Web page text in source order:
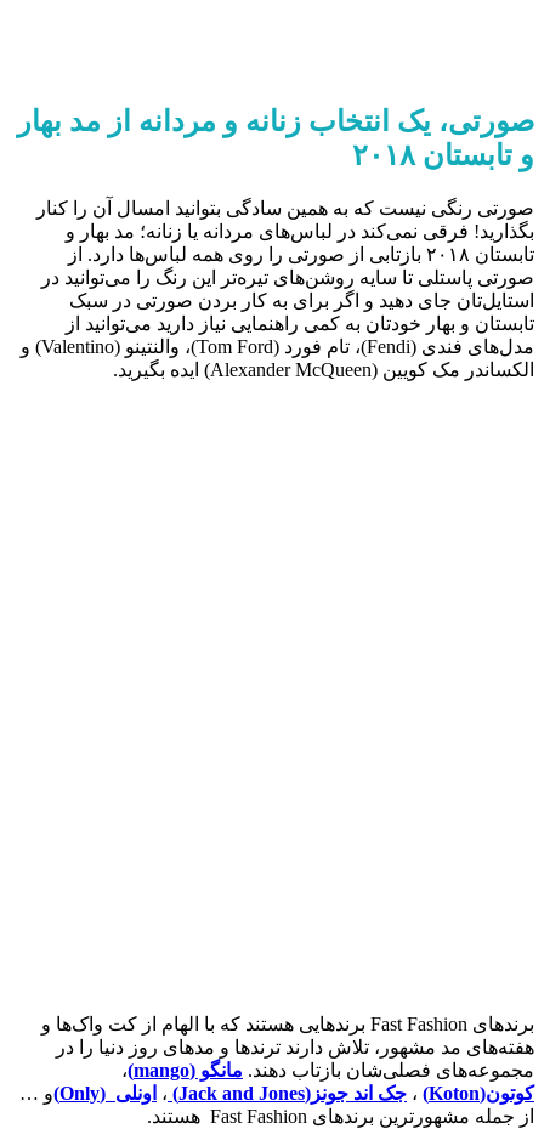
صورتی، یک انتخاب زنانه و مردانه از مد بهار
و تابستان ۲۰۱۸
صورتی رنگی نیست که به همین سادگی بتوانید امسال آن را کنار
بگذارید! فرقی نمی‌کند در لباس‌های مردانه یا زنانه؛ مد بهار و
تابستان ۲۰۱۸ بازتابی از صورتی را روی همه لباس‌ها دارد. از
صورتی پاستلی تا سایه روشن‌های تیره‌تر این رنگ را می‌توانید در
استایل‌تان جای دهید و اگر برای به کار بردن صورتی در سبک
تابستان و بهار خودتان به کمی راهنمایی نیاز دارید می‌توانید از
مدل‌های فندی (Fendi)، تام فورد (Tom Ford)، والنتینو (Valentino) و
الکساندر مک کویین (Alexander McQueen) ایده بگیرید.
برندهای Fast Fashion برندهایی هستند که با الهام از کت واک‌ها و
هفته‌های مد مشهور، تلاش دارند ترندها و مدهای روز دنیا را در
مجموعه‌های فصلی‌شان بازتاب دهند. مانگو (mango)
،
کوتون(Koton)
، جک اند جونز(Jack and Jones) ، اونلی (Only)
و …
از جمله مشهورترین برندهای Fast Fashion هستند.